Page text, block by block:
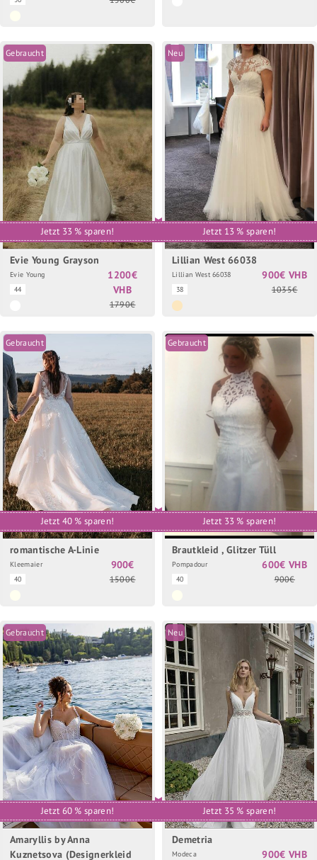
Gebraucht
Jetzt 33 % sparen!
Evie Young Grayson
Evie Young
44
1200€
VHB
1790€
Neu
Jetzt 13 % sparen!
Lillian West 66038
Lillian West 66038
38
900€ VHB
1035€
Gebraucht
Jetzt 40 % sparen!
romantische A-Linie
Kleemaier
40
900€
1500€
Gebraucht
Jetzt 33 % sparen!
Brautkleid , Glitzer Tüll
Pompadour
40
600€ VHB
900€
Gebraucht
Jetzt 60 % sparen!
Amaryllis by Anna
Kuznetsova (Designerkleid
Neu
Jetzt 35 % sparen!
Demetria
Modeca
900€ VHB